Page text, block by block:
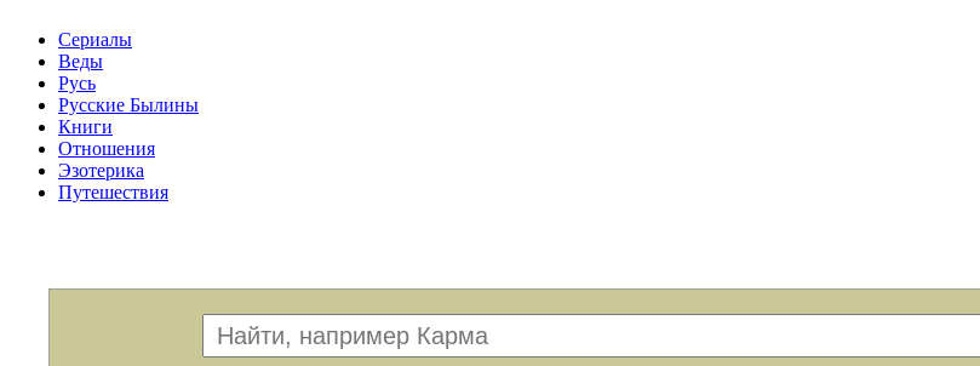
Сериалы
Веды
Русь
Русские Былины
Книги
Отношения
Эзотерика
Путешествия